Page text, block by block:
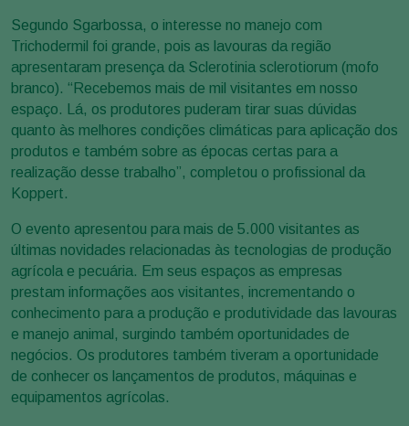
Segundo Sgarbossa, o interesse no manejo com
Trichodermil foi grande, pois as lavouras da região
apresentaram presença da Sclerotinia sclerotiorum (mofo
branco). “Recebemos mais de mil visitantes em nosso
espaço. Lá, os produtores puderam tirar suas dúvidas
quanto às melhores condições climáticas para aplicação dos
produtos e também sobre as épocas certas para a
realização desse trabalho”, completou o profissional da
Koppert.
O evento apresentou para mais de 5.000 visitantes as
últimas novidades relacionadas às tecnologias de produção
agrícola e pecuária. Em seus espaços as empresas
prestam informações aos visitantes, incrementando o
conhecimento para a produção e produtividade das lavouras
e manejo animal, surgindo também oportunidades de
negócios. Os produtores também tiveram a oportunidade
de conhecer os lançamentos de produtos, máquinas e
equipamentos agrícolas.